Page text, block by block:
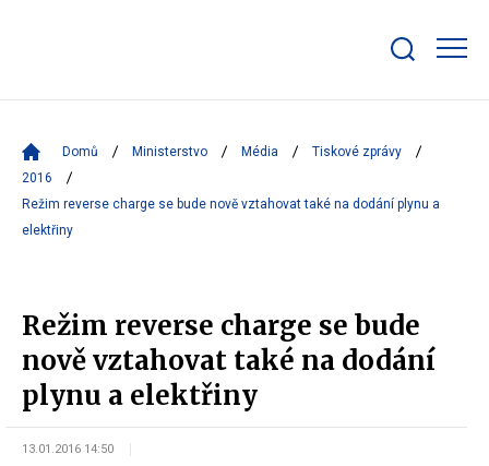
bar
Domů Ministerstvo Média
Tiskové zprávy
2016
Režim reverse charge se bude nově vztahovat také na dodání plynu a
elektřiny
Režim reverse charge se bude
nově vztahovat také na dodání
plynu a elektřiny
13.01.2016 14:50